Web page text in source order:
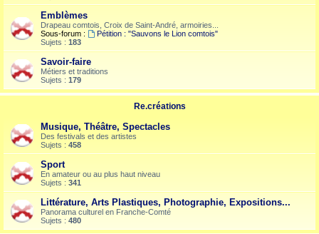
Emblèmes
Drapeau comtois, Croix de Saint-André, armoiries...
Sous-forum :
Pétition : "Sauvons le Lion comtois"
Sujets : 183
Savoir-faire
Métiers et traditions
Sujets : 179
Re.créations
Musique, Théâtre, Spectacles
Des festivals et des artistes
Sujets : 458
Sport
En amateur ou au plus haut niveau
Sujets : 341
Littérature, Arts Plastiques, Photographie, Expositions...
Panorama culturel en Franche-Comté
Sujets : 480